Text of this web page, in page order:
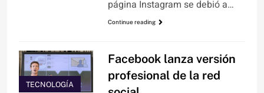
página Instagram se debió a…
Continue reading
TECNOLOGÍA
Facebook lanza versión
profesional de la red